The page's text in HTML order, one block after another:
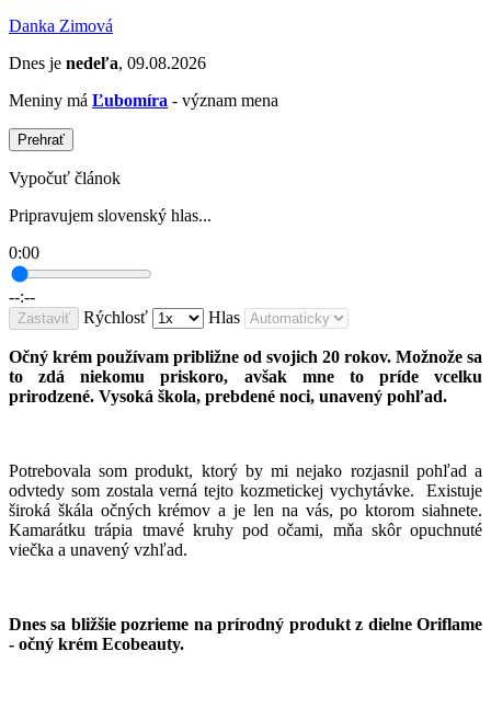
Danka Zimová
Dnes je nedeľa, 09.08.2026
Meniny má Ľubomíra - význam mena
Prehrať
Vypočuť článok
Pripravujem slovenský hlas...
0:00
--:--
Zastaviť Rýchlosť Hlas
Očný krém používam približne od svojich 20 rokov. Možnože sa
to zdá niekomu priskoro, avšak mne to príde vcelku
prirodzené. Vysoká škola, prebdené noci, unavený pohľad.
Potrebovala som produkt, ktorý by mi nejako rozjasnil pohľad a
odvtedy som zostala verná tejto kozmetickej vychytávke. Existuje
široká škála očných krémov a je len na vás, po ktorom siahnete.
Kamarátku trápia tmavé kruhy pod očami, mňa skôr opuchnuté
viečka a unavený vzhľad.
Dnes sa bližšie pozrieme na prírodný produkt z dielne Oriflame
- očný krém Ecobeauty.